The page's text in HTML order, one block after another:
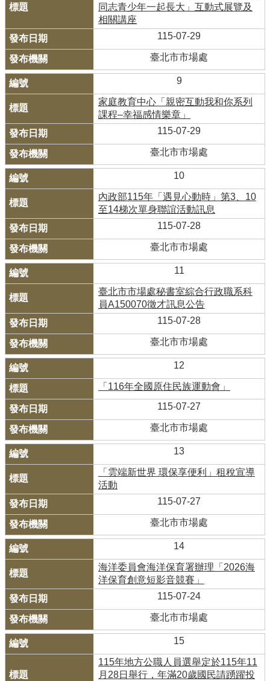
同志青少年一起長大」互動式展覽及
相關講座
115-07-29
臺北市市場處
9
家庭教育中心「親密互動我和你系列
課程–幸福感情樂章」
115-07-29
臺北市市場處
10
內政部115年「遇見心動時」第3、10
至14梯次單身聯誼活動訊息
115-07-28
臺北市市場處
11
臺北市市場處秘書室綜合行政職系科
員A150070徵才訊息公告
115-07-28
臺北市市場處
12
「116年全國原住民族運動會」
115-07-27
臺北市市場處
13
「雲端新世界 環保享便利」租稅宣導
活動
115-07-27
臺北市市場處
14
海洋委員會海洋保育署辦理「2026海
洋保育創意短影音競賽」
115-07-24
臺北市市場處
15
115年地方公職人員選舉定於115年11
月28日舉行，年滿20歲國民請踴躍投